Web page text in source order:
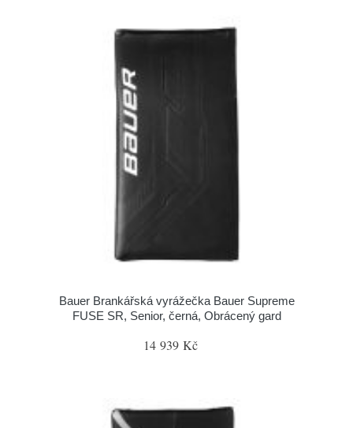
Bauer Brankářská vyrážečka Bauer Supreme
FUSE SR, Senior, černá, Obrácený gard
14 939 Kč